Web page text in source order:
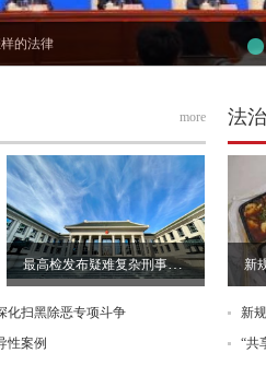
的法律
more
最高检发布疑难复杂刑事抗诉指导性案例
化扫黑除恶专项斗争
性案例
法
新
“共